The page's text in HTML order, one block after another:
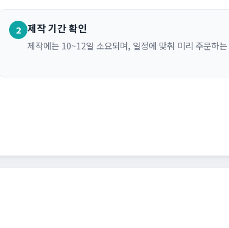
2 제작 기간 확인
제작에는 10~12일 소요되며, 일정에 맞춰 미리 주문하